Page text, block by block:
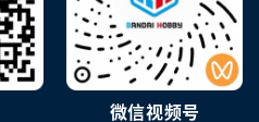
微信视频号